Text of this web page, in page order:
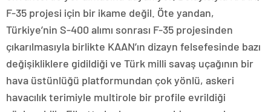
F-35 projesi için bir ikame değil. Öte yandan,
Türkiye’nin S-400 alımı sonrası F-35 projesinden
çıkarılmasıyla birlikte KAAN’ın dizayn felsefesinde bazı
değişikliklere gidildiği ve Türk milli savaş uçağının bir
hava üstünlüğü platformundan çok yönlü, askeri
havacılık terimiyle multirole bir profile evrildiği